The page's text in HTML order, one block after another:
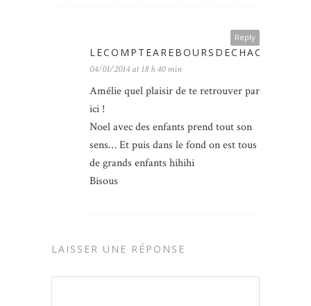
Reply
LECOMPTEAREBOURSDECHACHA
04/01/2014 at 18 h 40 min
Amélie quel plaisir de te retrouver par
ici !
Noel avec des enfants prend tout son
sens… Et puis dans le fond on est tous
de grands enfants hihihi
Bisous
LAISSER UNE RÉPONSE